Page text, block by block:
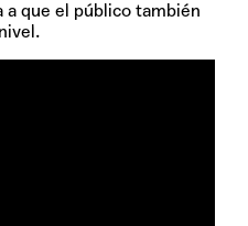
que el público también